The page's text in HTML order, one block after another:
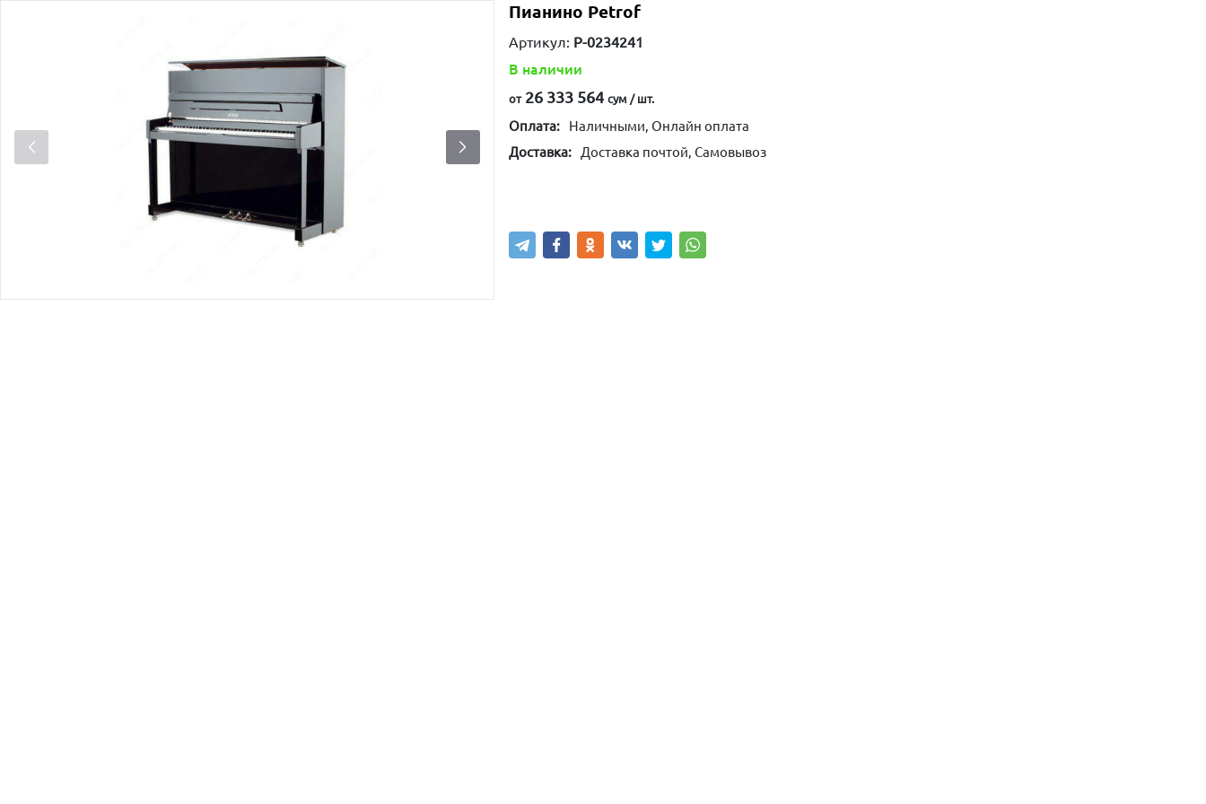
Пианино Petrof
Артикул: P-0234241
В наличии
от26 333 564 сум / шт.
Оплата:
Наличными, Онлайн оплата
Доставка:
Доставка почтой, Самовывоз